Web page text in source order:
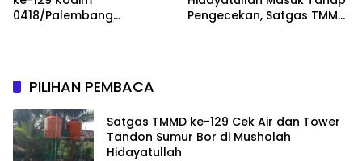
0418/Palembang
Pengecekan, Satgas TMMD
PILIHAN PEMBACA
Satgas TMMD ke-129 Cek Air dan Tower
Tandon Sumur Bor di Musholah
Hidayatullah